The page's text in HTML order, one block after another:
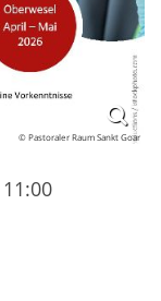
© Pastoraler Raum Sankt Goar